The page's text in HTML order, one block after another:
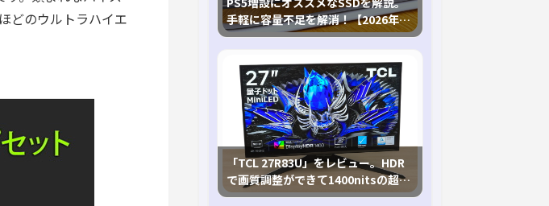
どのウルトラハイエ
手軽に容量不足を解消！【2026年最
新、PS5 Proにも対応】
「TCL 27R83U」をレビュー。HDR
で画質調整ができて1400nitsの超高
輝度も発揮！